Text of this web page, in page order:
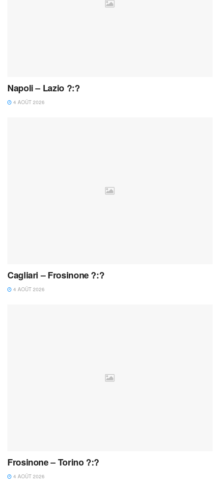
Napoli – Lazio ?:?
4 AOÛT 2026
Cagliari – Frosinone ?:?
4 AOÛT 2026
Frosinone – Torino ?:?
4 AOÛT 2026